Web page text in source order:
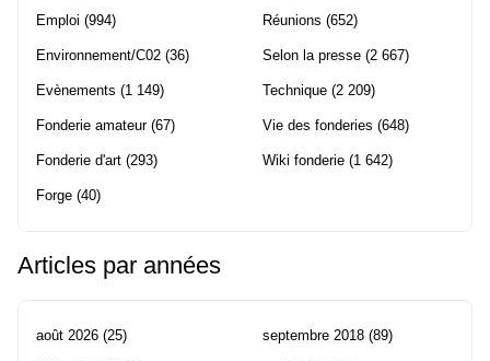
Emploi (994)
Environnement/C02 (36)
Evènements (1 149)
Fonderie amateur(67)
Fonderie d'art (293)
Forge (40)
Réunions (652)
Selon la presse (2 667)
Technique (2 209)
Vie des fonderies (648)
Wiki fonderie (1 642)
Articles par années
août 2026 (25) septembre 2018 (89)